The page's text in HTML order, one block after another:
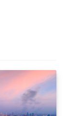
grande figure du